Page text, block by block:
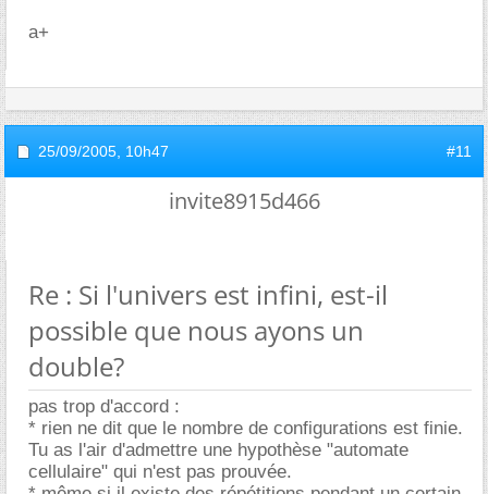
a+
25/09/2005, 10h47 #11
invite8915d466
Re : Si l'univers est infini, est-il
possible que nous ayons un
double?
pas trop d'accord :
* rien ne dit que le nombre de configurations est finie.
Tu as l'air d'admettre une hypothèse "automate
cellulaire" qui n'est pas prouvée.